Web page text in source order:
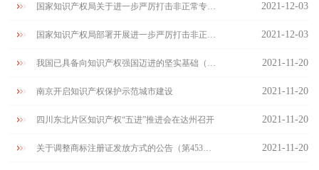
国家知识产权局关于进一步严厉打击非正常专利申请代理行为的通知 2021-12-03
国家知识产权局部署开展进一步严厉打击非正常专利申请代理行为工作 2021-12-03
我国已具备向知识产权强国迈进的坚实基础（知识产权报） 2021-11-20
南京开启知识产权保护示范城市建设 2021-11-20
四川东北片区知识产权“五进”推进会在达州召开 2021-11-20
关于调整商标注册证发放方式的公告（第453号） 2021-11-20